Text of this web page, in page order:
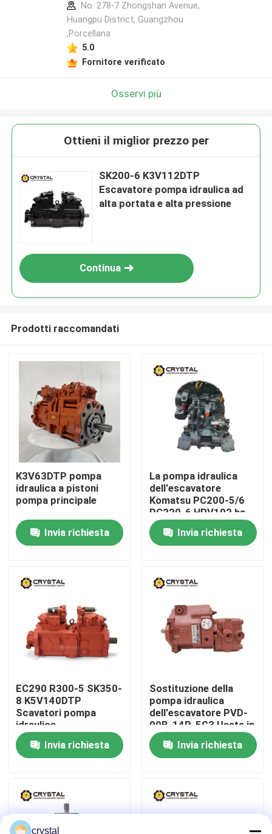
Casa.
Prodotti
Visita alla fabbrica
Contattaci
Notizie
Chiedi un preventivo
Escavatore Motore da viaggio
No. 278-7 Zhongshan Avenue,
Huangpu District, Guangzhou
,Porcellana
5.0
Fornitore verificato
Osservi più
Ottieni il miglior prezzo per
SK200-6 K3V112DTP
Escavatore pompa idraulica ad
alta portata e alta pressione
Continua
Prodotti raccomandati
K3V63DTP pompa
idraulica a pistoni
pompa principale
Invia richiesta
La pompa idraulica
dell'escavatore
Komatsu PC200-5/6
PC220-6 HPV102 ha
sostituito
l'importazione
originale
Invia richiesta
EC290 R300-5 SK350-
8 K5V140DTP
Scavatori pompa
idraulica
LC10V00029F3
Invia richiesta
Sostituzione della
pompa idraulica
dell'escavatore PVD-
00B-14P-5G3 Usata in
Kubota 15 Revo 17
Invia richiesta
crystal